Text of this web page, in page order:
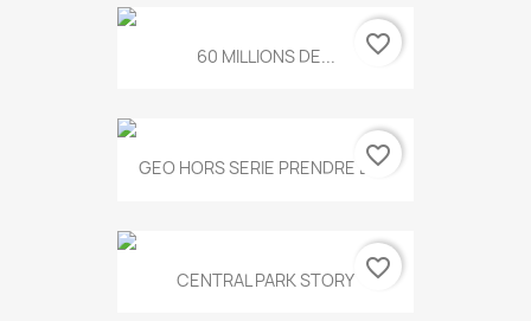
60 MILLIONS DE... favorite_border
GEO HORS SERIE PRENDRE LE...
favorite_border
CENTRAL PARK STORY favorite_border